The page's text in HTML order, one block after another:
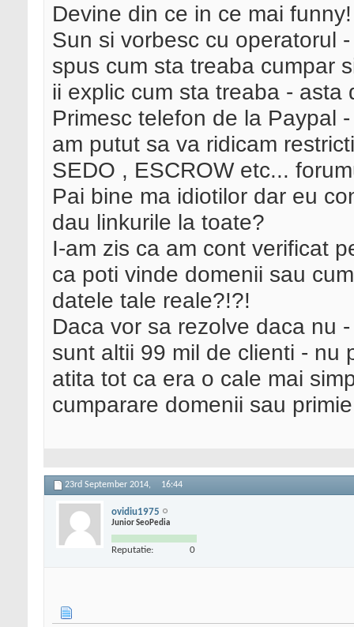
Devine din ce in ce mai funny!
Sun si vorbesc cu operatorul
spus cum sta treaba cumpar
ii explic cum sta treaba - asta
Primesc telefon de la Paypal
am putut sa va ridicam
SEDO , ESCROW etc...
Pai bine ma idiotilor dar eu
dau linkurile la toate?
I-am zis ca am cont verificat
ca poti vinde domenii sau
datele tale reale?!?!
Daca vor sa rezolve daca nu
sunt altii 99 mil de clienti - nu
atita tot ca era o cale mai
cumparare domenii sau
23rd September 2014, 16:44
ovidiu1975
Junior SeoPedia
Reputatie: 0